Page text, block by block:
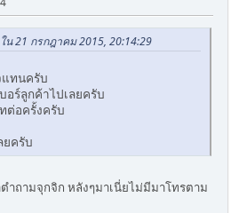
น 21 กรกฎาคม 2015, 20:14:29
ทนครับ
อร์ลูกค้าไปเลยครับ
ต่อครั้งครับ
ครับ
ำถามจุกจิก หลังๆมาเนี่ยไม่มีมาโทรตาม